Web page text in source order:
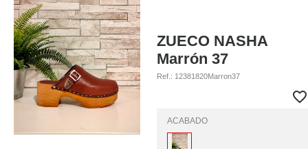
ZUECO NASHA
Marrón 37
Ref.: 12381820Marron37
ACABADO